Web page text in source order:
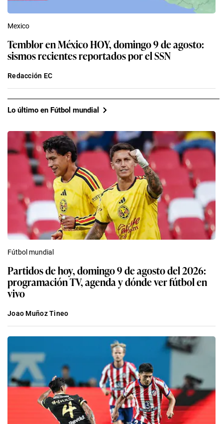
Mexico
Temblor en México HOY, domingo 9 de agosto:
sismos recientes reportados por el SSN
Redacción EC
Lo último en Fútbol mundial
Fútbol mundial
Partidos de hoy, domingo 9 de agosto del 2026:
programación TV, agenda y dónde ver fútbol en
vivo
Joao Muñoz Tineo